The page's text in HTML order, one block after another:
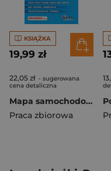
KSIĄŻKA
19,99 zł
22,05 zł - sugerowana
cena detaliczna
Mapa samochodowo-kraj. - Śląskie 1: 210 000 w.2014
Praca zbiorowa